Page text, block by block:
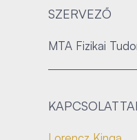
SZERVEZŐ
MTA Fizikai